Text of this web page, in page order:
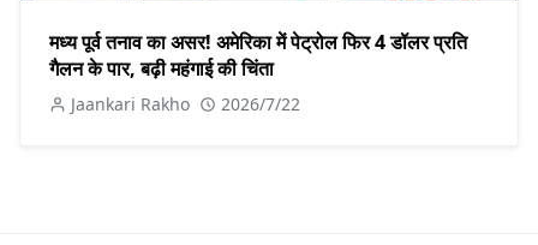
मध्य पूर्व तनाव का असर! अमेरिका में पेट्रोल फिर 4 डॉलर प्रति
गैलन के पार, बढ़ी महंगाई की चिंता
Jaankari Rakho 2026/7/22